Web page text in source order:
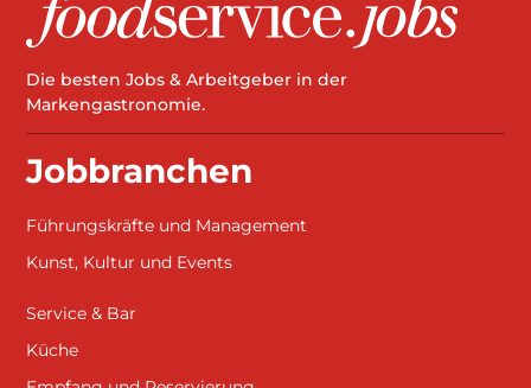
Die besten Jobs & Arbeitgeber in der
Markengastronomie.
Jobbranchen
Führungskräfte und Management
Kunst, Kultur und Events
Service & Bar
Küche